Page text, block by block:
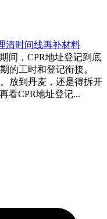
清时间线再补材料
间，CPR地址登记到底
的工时和登记衔接。
放到丹麦，还是得拆开
看CPR地址登记...